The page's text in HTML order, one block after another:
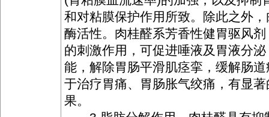
和对粘膜保护作用所致。除此之外
酶活性。肉桂醛系芳香性健胃驱风
的刺激作用，可促进唾液及胃液分
能，解除胃肠平滑肌痉挛，缓解肠
于治疗胃痛、胃肠胀气绞痛，有显
果。